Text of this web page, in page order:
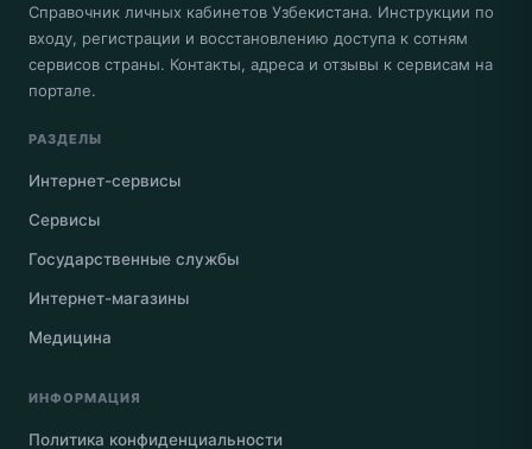
Справочник личных кабинетов Узбекистана. Инструкции по
входу, регистрации и восстановлению доступа к сотням
сервисов страны. Контакты, адреса и отзывы к сервисам на
портале.
РАЗДЕЛЫ
Интернет-сервисы
Сервисы
Государственные службы
Интернет-магазины
Медицина
ИНФОРМАЦИЯ
Политика конфиденциальности